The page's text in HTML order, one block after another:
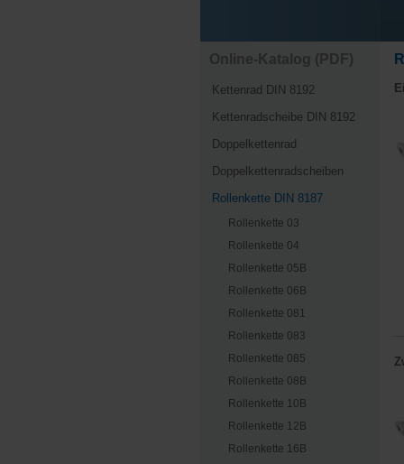
Online-Katalog (PDF)
Kettenrad DIN 8192
Kettenradscheibe DIN 8192
Doppelkettenrad
Doppelkettenradscheiben
Rollenkette DIN 8187
Rollenkette 03
Rollenkette 04
Rollenkette 05B
Rollenkette 06B
Rollenkette 081
Rollenkette 083
Rollenkette 085
Rollenkette 08B
Rollenkette 10B
Rollenkette 12B
Rollenkette 16B